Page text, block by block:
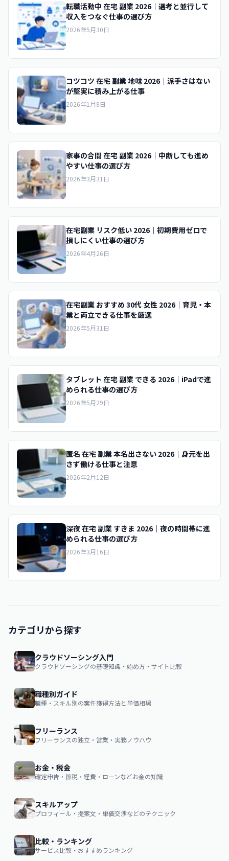
転職活動中 在宅 副業 2026｜選考と並行して
収入をつなぐ仕事の選び方
2026年5月30日
コツコツ 在宅 副業 地味 2026｜派手さはない
が堅実に積み上がる仕事
2026年1月8日
家事の合間 在宅 副業 2026｜中断しても進め
やすい仕事の選び方
2026年3月31日
在宅副業 リスク低い 2026｜初期費用ゼロで
損しにくい仕事の選び方
2026年4月26日
在宅副業 おすすめ 30代 女性 2026｜育児・本
業と両立できる仕事を厳選
2026年5月31日
タブレット 在宅 副業 できる 2026｜iPadで進
められる仕事の選び方
2026年5月29日
匿名 在宅 副業 本名出さない 2026｜身元を出
さず働ける仕事と注意
2026年2月12日
深夜 在宅 副業 すきま 2026｜夜の時間帯に進
められる仕事の選び方
2026年3月16日
カテゴリから探す
クラウドソーシング入門
クラウドソーシングの基礎知識・始め方・サイト比較
職種別ガイド
職種・スキル別の案件獲得方法と単価相場
フリーランス
フリーランスの独立・営業・実務ノウハウ
お金・税金
確定申告・節税・経費・ローンなどお金の知識
スキルアップ
プロフィール・提案文・単価交渉などのテクニック
比較・ランキング
サービス比較・おすすめランキング